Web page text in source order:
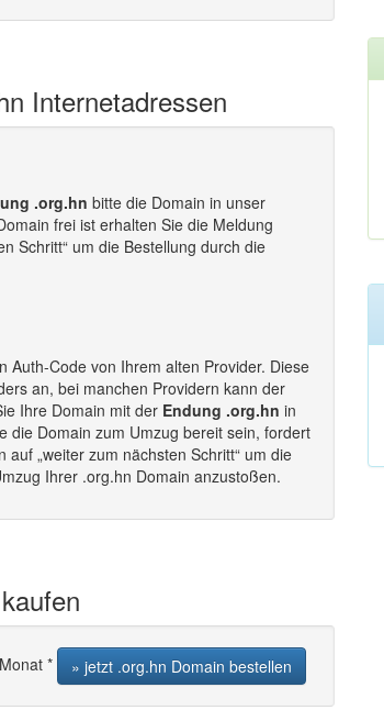
Internetadressen
.org.hn bitte die Domain in unser
frei ist erhalten Sie die Meldung
Schritt“ um die Bestellung durch die
Auth-Code von Ihrem alten Provider. Diese
an, bei manchen Providern kann der
Ihre Domain mit der Endung .org.hn in
die Domain zum Umzug bereit sein, fordert
„weiter zum nächsten Schritt“ um die
Ihrer .org.hn Domain anzustoßen.
* » jetzt .org.hn Domain bestellen